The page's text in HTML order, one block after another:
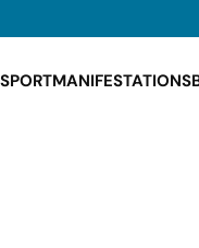
MANIFESTATIONS